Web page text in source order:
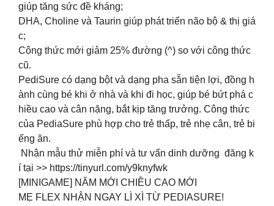
giúp tăng sức đề kháng;
DHA, Choline và Taurin giúp phát triển não bộ & thị giá
c;
Công thức mới giảm 25% đường (^) so với công thức
cũ.
PediSure có dạng bột và dạng pha sẵn tiện lợi, đồng h
ành cùng bé khi ở nhà và khi đi học, giúp bé bứt phá c
hiều cao và cân nặng, bắt kịp tăng trưởng. Công thức
của PediaSure phù hợp cho trẻ thấp, trẻ nhẹ cân, trẻ bi
ếng ăn.
Nhận mẫu thử miễn phí và tư vấn dinh dưỡng đăng k
í tại >> https://tinyurl.com/y9knyfwk
[MINIGAME] NĂM MỚI CHIỀU CAO MỚI
MẸ FLEX NHẬN NGAY LÌ XÌ TỪ PEDIASURE!